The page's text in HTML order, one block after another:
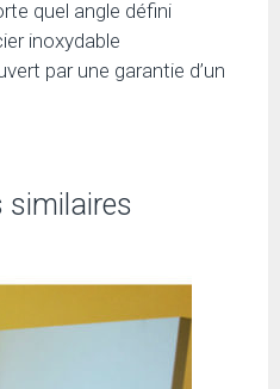
quel angle défini
inoxydable
par une garantie d’un
similaires